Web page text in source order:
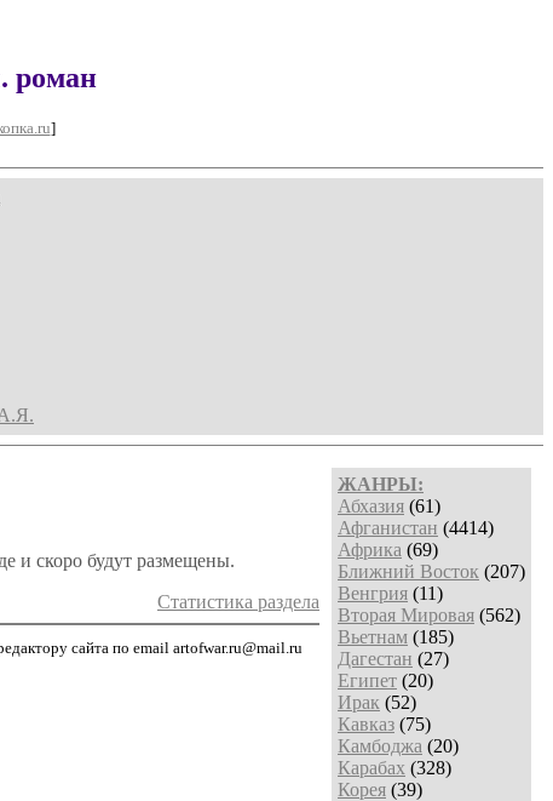
роман
]
ЖАНРЫ:
Абхазия (61)
Афганистан (4414)
Африка (69)
Ближний Восток (207)
Венгрия (11)
Вторая Мировая (562)
Вьетнам (185)
Дагестан (27)
Египет (20)
Ирак (52)
Кавказ (75)
Камбоджа (20)
Карабах (328)
Корея (39)
и скоро будут размещены.
Статистика раздела
сайта по email artofwar.ru@mail.ru